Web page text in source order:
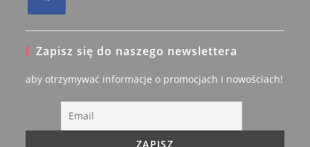
a
new
Zapisz się do naszego newslettera
aby otrzymywać informacje o promocjach i nowościach!